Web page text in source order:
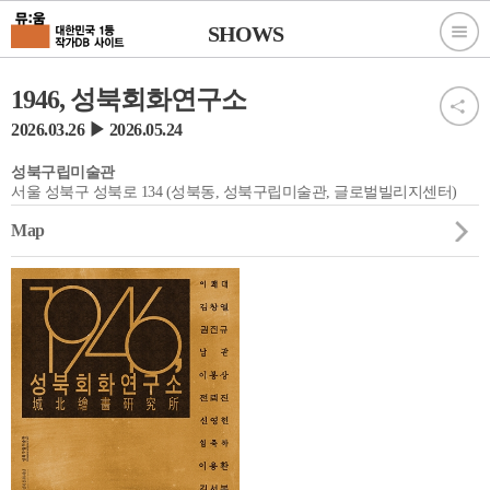
SHOWS
1946, 성북회화연구소
2026.03.26 ▶ 2026.05.24
성북구립미술관
서울 성북구 성북로 134 (성북동, 성북구립미술관, 글로벌빌리지센터)
Map